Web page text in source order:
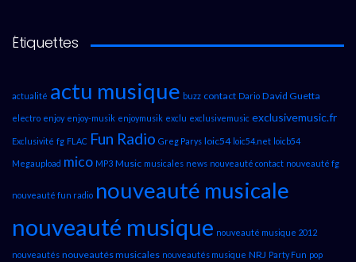
Étiquettes
actualité actu musique buzz contact Dario David Guetta
electro enjoy enjoy-musik enjoymusik exclu exclusivemusic exclusivemusic.fr
Exclusivité fg FLAC Fun Radio Greg Parys loic54 loic54.net loicb54
Megaupload mico MP3 Music musicales news nouveauté contact nouveauté fg
nouveauté fun radio nouveauté musicale
nouveauté musique nouveauté musique 2012
nouveautés nouveautés musicales nouveautés musique NRJ Party Fun pop